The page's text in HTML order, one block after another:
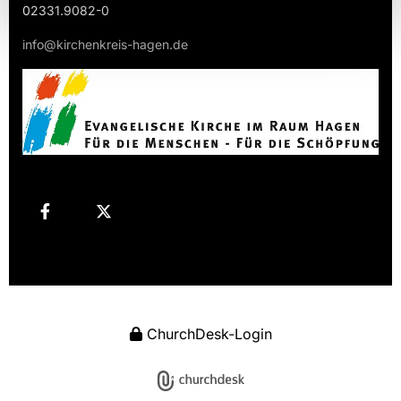
02331.9082-0
info@kirchenkreis-hagen.de
ChurchDesk-Login